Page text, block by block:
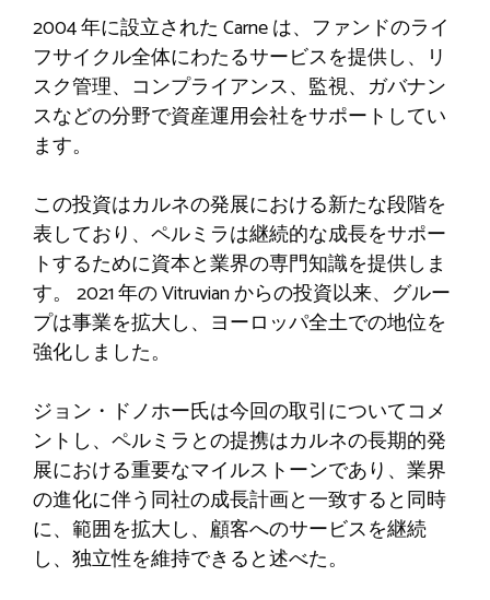
2004 年に設立された Carne は、ファンドのライ
フサイクル全体にわたるサービスを提供し、リ
スク管理、コンプライアンス、監視、ガバナン
スなどの分野で資産運用会社をサポートしてい
ます。
この投資はカルネの発展における新たな段階を
表しており、ペルミラは継続的な成長をサポー
トするために資本と業界の専門知識を提供しま
す。 2021 年の Vitruvian からの投資以来、グルー
プは事業を拡大し、ヨーロッパ全土での地位を
強化しました。
ジョン・ドノホー氏は今回の取引についてコメ
ントし、ペルミラとの提携はカルネの長期的発
展における重要なマイルストーンであり、業界
の進化に伴う同社の成長計画と一致すると同時
に、範囲を拡大し、顧客へのサービスを継続
し、独立性を維持できると述べた。